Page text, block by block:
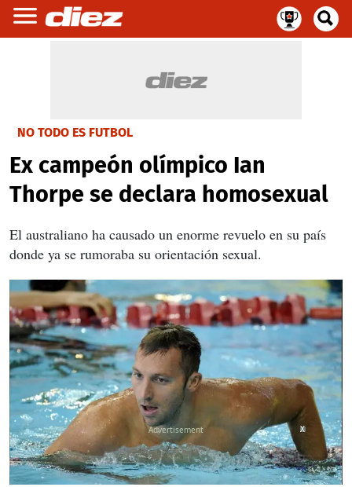
NO TODO ES FUTBOL
Ex campeón olímpico Ian
Thorpe se declara homosexual
El australiano ha causado un enorme revuelo en su país
donde ya se rumoraba su orientación sexual.
X